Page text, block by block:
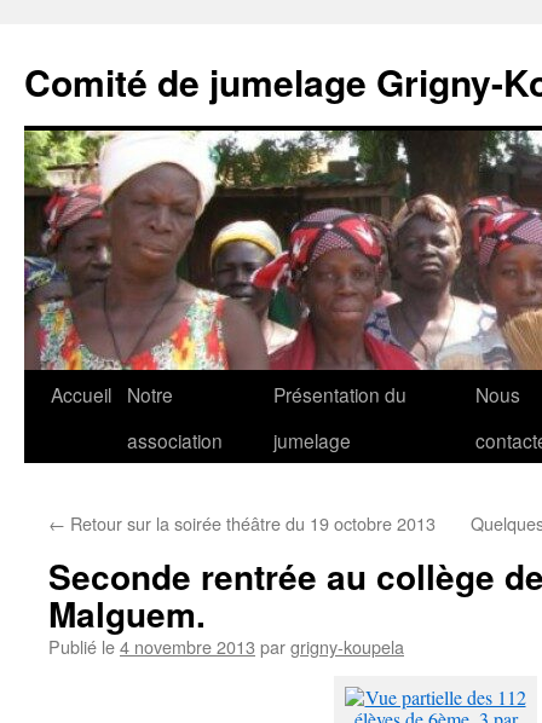
Comité de jumelage Grigny-
Aller
Accueil
Notre
association
Présentation du
jumelage
Nous
← Retour sur la soirée théâtre du 19 octobre 2013
Seconde rentrée au collège
Malguem.
Publié le4 novembre 2013 pargrigny-koupela